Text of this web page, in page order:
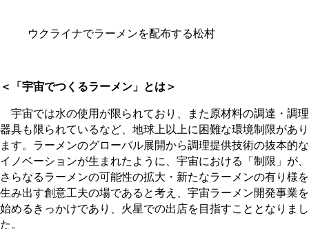
ウクライナでラーメンを配布する松村
＜「宇宙でつくるラーメン」とは＞
宇宙では水の使用が限られており、また原材料の調達・調理
器具も限られているなど、地球上以上に困難な環境制限があり
ます。ラーメンのグローバル展開から調理提供技術の抜本的な
イノベーションが生まれたように、宇宙における「制限」が、
さらなるラーメンの可能性の拡大・新たなラーメンの有り様を
生み出す創意工夫の場であると考え、宇宙ラーメン開発事業を
始めるきっかけであり、火星での出店を目指すこととなりまし
た。